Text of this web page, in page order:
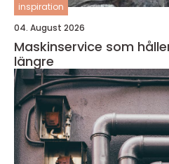
inspiration
04. August 2026
Maskinservice som
längre